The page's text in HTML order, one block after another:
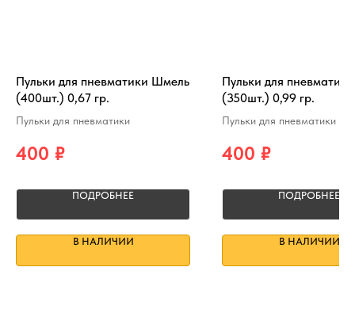
Пульки для пневматики Шмель
(400шт.) 0,67 гр.
Пульки для пневматики
400 ₽
ПОДРОБНЕЕ
В НАЛИЧИИ
Пульки для
(350шт.) 0,99 гр.
Пульки для пневматики
400 ₽
ПОДРОБНЕЕ
В НАЛИЧИИ